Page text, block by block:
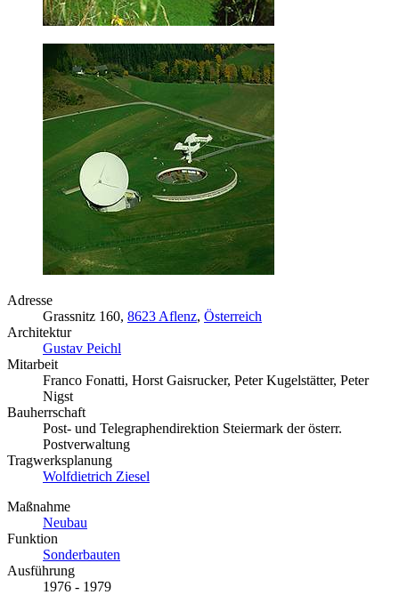
Adresse
Grassnitz 160, 8623 Aflenz, Österreich
Architektur
Gustav Peichl
Mitarbeit
Franco Fonatti, Horst Gaisrucker, Peter Kugelstätter, Peter
Nigst
Bauherrschaft
Post- und Telegraphendirektion Steiermark der österr.
Postverwaltung
Tragwerksplanung
Wolfdietrich Ziesel
Maßnahme
Neubau
Funktion
Sonderbauten
Ausführung
1976 - 1979